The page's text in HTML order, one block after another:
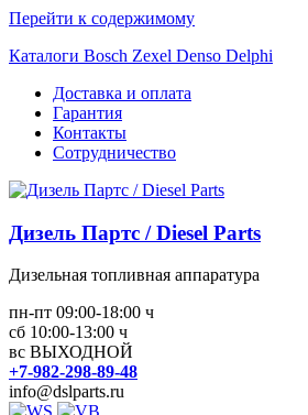
Перейти к содержимому
Каталоги Bosch Zexel Denso Delphi
Доставка и оплата
Гарантия
Контакты
Сотрудничество
Дизель Партс / Diesel Parts
Дизельная топливная аппаратура
пн-пт 09:00-18:00 ч
сб 10:00-13:00 ч
вс ВЫХОДНОЙ
+7-982-298-89-48
info@dslparts.ru